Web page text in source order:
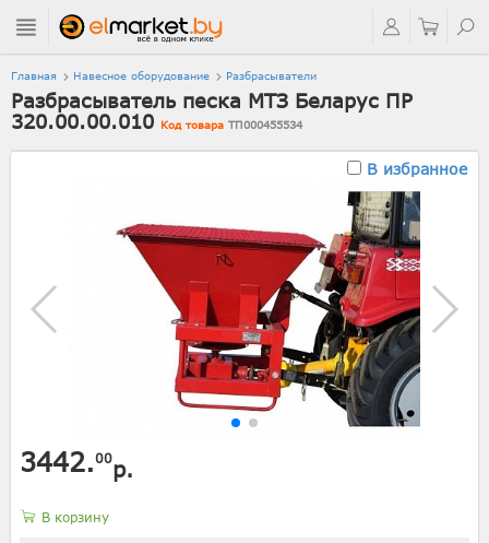
Главная Навесное оборудование Разбрасыватели
Разбрасыватель песка МТЗ Беларус ПР
320.00.00.010 Код товара ТП000455534
В избранное
3442.00р.
В корзину